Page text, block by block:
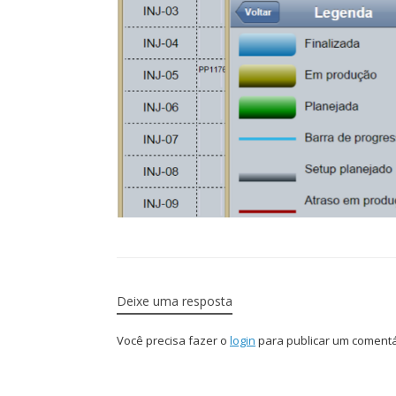
Deixe uma resposta
Você precisa fazer o login para publicar um